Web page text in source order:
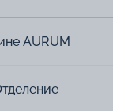
AURUM